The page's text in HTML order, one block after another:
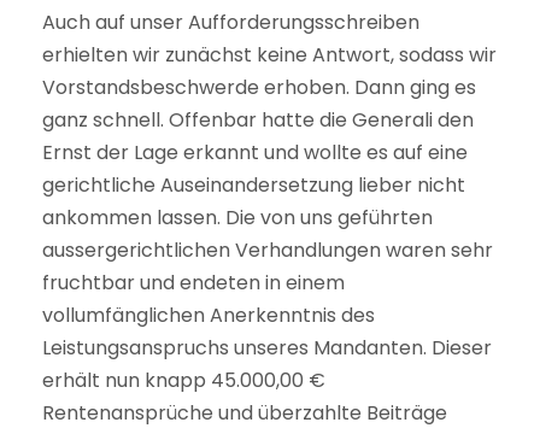
Auch auf unser Aufforderungsschreiben
erhielten wir zunächst keine Antwort, sodass wir
Vorstandsbeschwerde erhoben. Dann ging es
ganz schnell. Offenbar hatte die Generali den
Ernst der Lage erkannt und wollte es auf eine
gerichtliche Auseinandersetzung lieber nicht
ankommen lassen. Die von uns geführten
aussergerichtlichen Verhandlungen waren sehr
fruchtbar und endeten in einem
vollumfänglichen Anerkenntnis des
Leistungsanspruchs unseres Mandanten. Dieser
erhält nun knapp 45.000,00 €
Rentenansprüche und überzahlte Beiträge